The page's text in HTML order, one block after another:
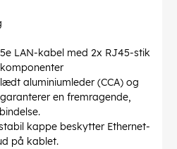
LAN-kabel med 2x RJ45-stik
aluminiumleder (CCA) og
en fremragende,
kappe beskytter Ethernet-
på kablet.